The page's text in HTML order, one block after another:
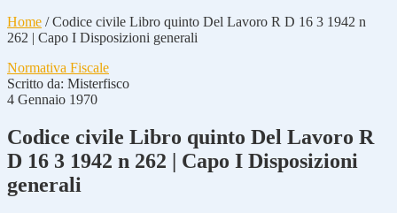
Home /Codice civile Libro quinto Del Lavoro R D 16 3 1942 n
262 | Capo I Disposizioni generali
Normativa Fiscale
Scritto da: Misterfisco
4 Gennaio 1970
Codice civile Libro quinto Del Lavoro R
D 16 3 1942 n 262 | Capo I Disposizioni
generali